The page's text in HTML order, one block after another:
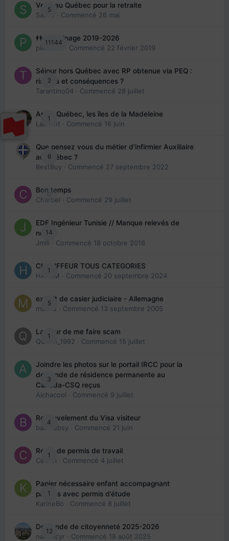
5
Venir au Québec pour la retraite
Sab74
· Commencé 26 mai
11144
👬 Parrainage 2019-2026
piinoush
· Commencé 22 février 2019
2
Séjour hors Québec avec RP obtenue via PEQ :
risques et conséquences ?
Tarantino04 · Commencé 28 juillet
1
Arte : Québec, les îles de la Madeleine
Laurent · Commencé 16 juin
6
Que pensez vous du métier d'infirmier Auxiliaire
au Québec ?
BestBuy · Commencé 27 septembre 2022
0
Bon temps
Charbel · Commencé 29 juillet
14
EDE Ingénieur Tunisie // Manque relevés de
note
Jmili · Commencé 18 octobre 2018
1
CHAUFFEUR TOUS CATEGORIES
HAZEM · Commencé 20 septembre 2024
5
extrait de casier judiciaire - Allemagne
maries · Commencé 13 septembre 2005
1
La peur de me faire scam
Queen_1992 · Commencé 15 juillet
3
Joindre les photos sur le portail IRCC pour la
demande de résidence permanente au
Canada-CSQ reçus
Aichacool · Commencé 9 juillet
4
Renouvelement du Visa visiteur
babibubsy · Commencé 21 juin
1
Refus de permis de travail
Cedbri · Commencé 4 juillet
1
Papier nécessaire enfant accompagnant
parents avec permis d’étude
KarineBo · Commencé 8 juillet
12
Demande de citoyenneté 2025-2026
nanancyr · Commencé 18 août 2025